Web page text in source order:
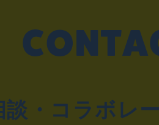
談・コラボレ